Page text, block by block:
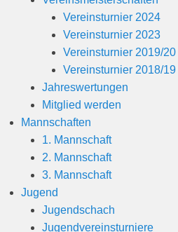
Vereinsturnier 2024
Vereinsturnier 2023
Vereinsturnier 2019/20
Vereinsturnier 2018/19
Jahreswertungen
Mitglied werden
Mannschaften
1. Mannschaft
2. Mannschaft
3. Mannschaft
Jugend
Jugendschach
Jugendvereinsturniere